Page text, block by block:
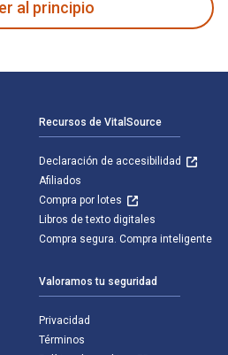
al principio
Recursos de VitalSource
Declaración de accesibilidad
Afiliados
Compra por lotes
Libros de texto digitales
Compra segura. Compra inteligente
Valoramos tu seguridad
Privacidad
Términos